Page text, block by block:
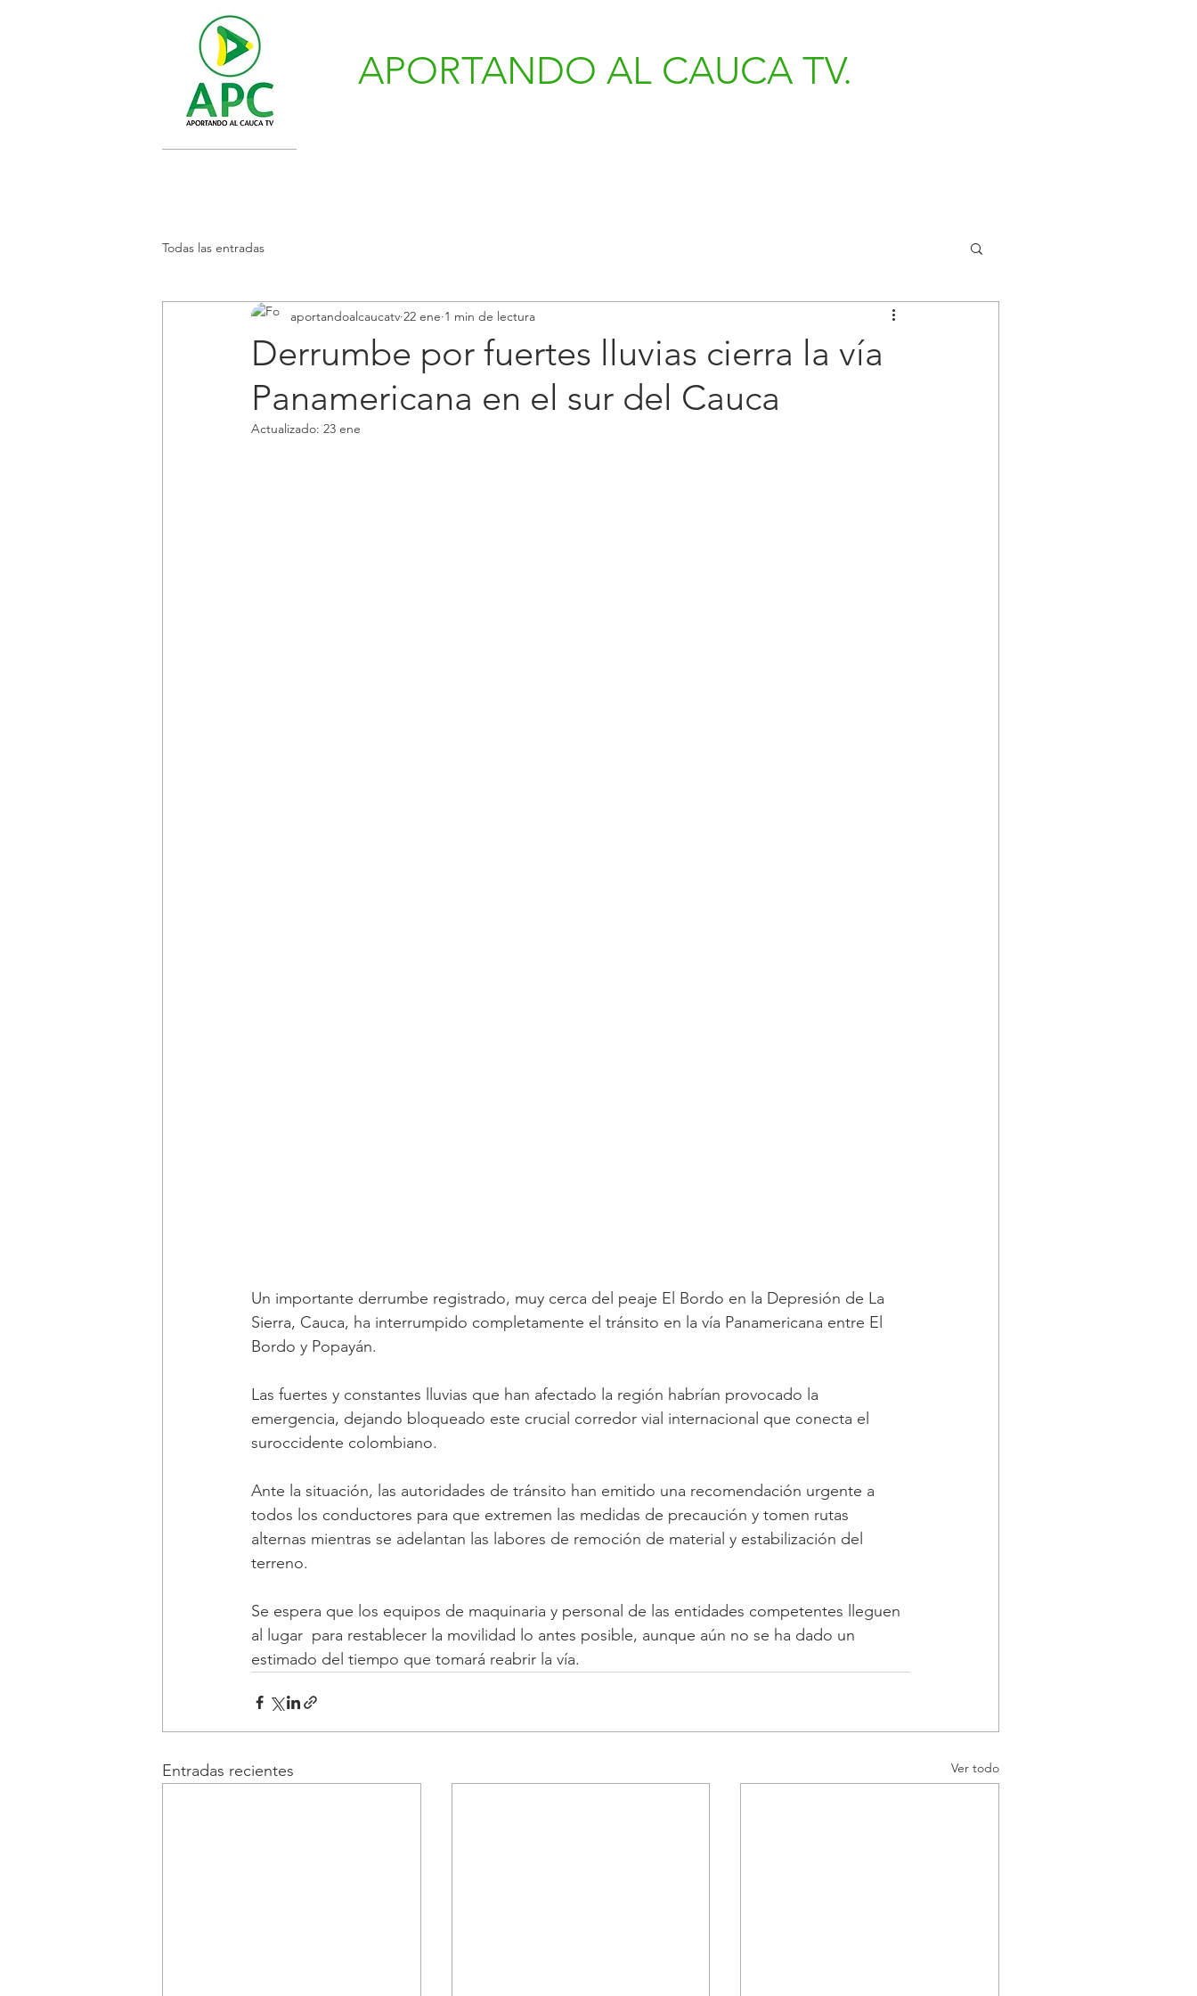
APORTANDO AL CAUCA TV.
Todas las entradas
Derrumbe por fuertes lluvias cierra la vía
Panamericana en el sur del Cauca
aportandoalcaucatv 22 ene 1 min de lectura
Actualizado: 23 ene
Un importante derrumbe registrado, muy cerca del peaje El Bordo en la Depresión de La
Sierra, Cauca, ha interrumpido completamente el tránsito en la vía Panamericana entre El
Bordo y Popayán.
Las fuertes y constantes lluvias que han afectado la región habrían provocado la
emergencia, dejando bloqueado este crucial corredor vial internacional que conecta el
suroccidente colombiano.
Ante la situación, las autoridades de tránsito han emitido una recomendación urgente a
todos los conductores para que extremen las medidas de precaución y tomen rutas
alternas mientras se adelantan las labores de remoción de material y estabilización del
terreno.
Se espera que los equipos de maquinaria y personal de las entidades competentes lleguen
al lugar  para restablecer la movilidad lo antes posible, aunque aún no se ha dado un
estimado del tiempo que tomará reabrir la vía.
Entradas recientes Ver todo